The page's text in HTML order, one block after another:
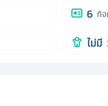
6 กิ
ไม่มี